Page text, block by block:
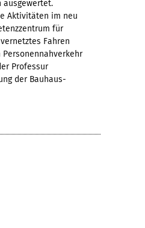
ausgewertet.
Aktivitäten im neu
für
Fahren
Professur
der Bauhaus-